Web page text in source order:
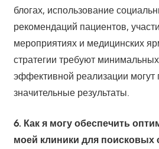
блогах, использование
рекомендаций пациентов,
мероприятиях и медицинских
стратегии требуют
эффективной реализации могут
значительные результаты.
6. Как я могу обеспечить
моей клиники для поисковых